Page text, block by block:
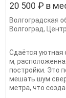
20 500 ₽ в
Волгоградская
Волгоград,
Сдаётся уютная
м,
постройки. Это
мешать шум
метра, что